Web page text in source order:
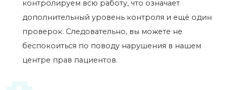
контролируем всю работу, что означает
дополнительный уровень контроля и ещё один
проверок. Следовательно, вы можете не
беспокоиться по поводу нарушения в нашем
центре прав пациентов.